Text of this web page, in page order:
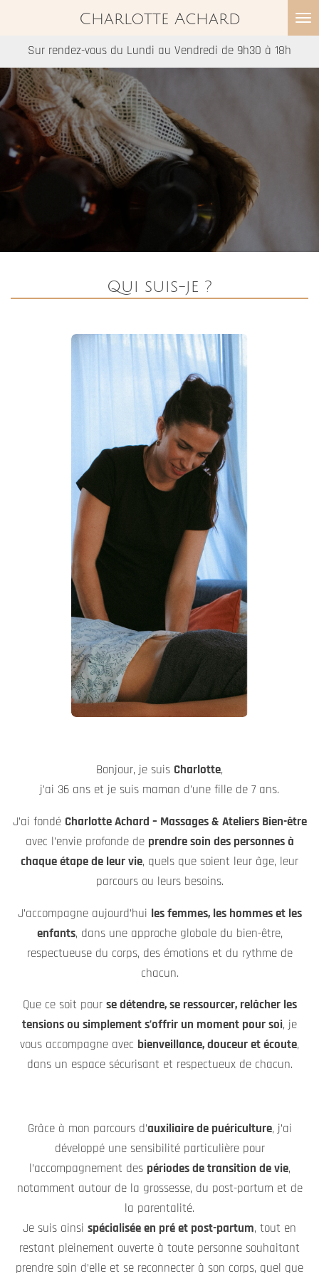
contenu
principal
Charlotte Achard
Sur rendez-vous du Lundi au Vendredi de 9h30 à 18h
Qui suis-je ?
Bonjour, je suis Charlotte,
j’ai 36 ans et je suis maman d’une fille de 7 ans.
J’ai fondé Charlotte Achard – Massages & Ateliers Bien-être
avec l’envie profonde de prendre soin des personnes à
chaque étape de leur vie, quels que soient leur âge, leur
parcours ou leurs besoins.
J’accompagne aujourd’hui les femmes, les hommes et les
enfants, dans une approche globale du bien-être,
respectueuse du corps, des émotions et du rythme de
chacun.
Que ce soit pour se détendre, se ressourcer, relâcher les
tensions ou simplement s’offrir un moment pour soi, je
vous accompagne avec bienveillance, douceur et écoute,
dans un espace sécurisant et respectueux de chacun.
Grâce à mon parcours d’auxiliaire de puériculture, j’ai
développé une sensibilité particulière pour
l’accompagnement des périodes de transition de vie,
notamment autour de la grossesse, du post-partum et de
la parentalité.
Je suis ainsi spécialisée en pré et post-partum, tout en
restant pleinement ouverte à toute personne souhaitant
prendre soin d’elle et se reconnecter à son corps, quel que